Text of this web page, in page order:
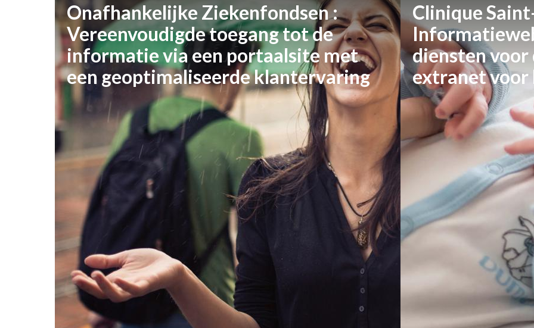
Onafhankelijke Ziekenfondsen :
Vereenvoudigde toegang tot de
informatie via een portaalsite met
een geoptimaliseerde klantervaring
Clinique
diensten
extranet voor